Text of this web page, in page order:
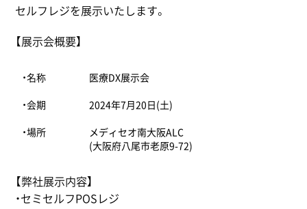
セルフレジを展示いたします。
【展示会概要】
・名称 医療DX展示会
・会期 2024年7月20日(土)
・場所
メディセオ南大阪ALC
(大阪府八尾市老原9-72)
【弊社展示内容】
・セミセルフPOSレジ